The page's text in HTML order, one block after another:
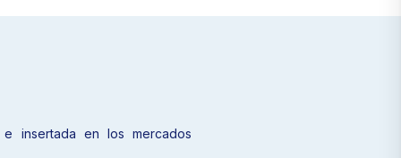
e insertada en los mercados